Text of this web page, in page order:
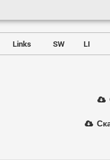
Links SW LI